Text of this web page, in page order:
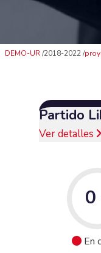
DEMO-UR 2018-2022
Partido
Ver detalles
0
En